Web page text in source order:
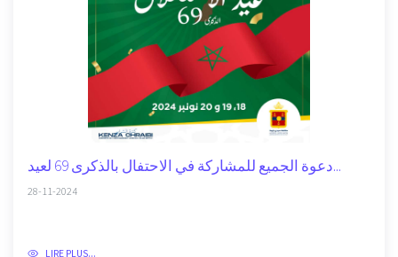
دعوة الجميع للمشاركة في الاحتفال بالذكرى 69 لعيد...
28-11-2024
LIRE PLUS...